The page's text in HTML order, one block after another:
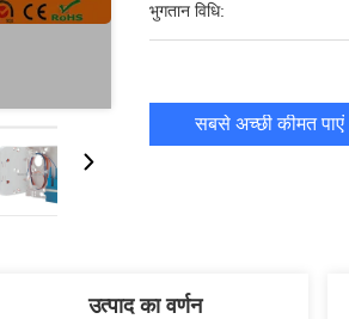
भुगतान विधि:
सबसे अच्छी कीमत पाएं
उत्पाद का वर्णन